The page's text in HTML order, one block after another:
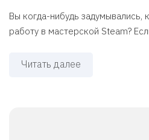
Вы когда-нибудь задумывались,
работу в мастерской Steam?
Читать далее